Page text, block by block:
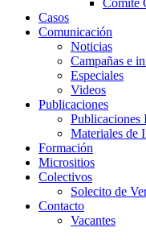
Comité
Casos
Comunicación
Noticias
Campañas e
Especiales
Videos
Publicaciones
Publicaciones
Materiales de
Formación
Micrositios
Colectivos
Solecito de
Contacto
Vacantes